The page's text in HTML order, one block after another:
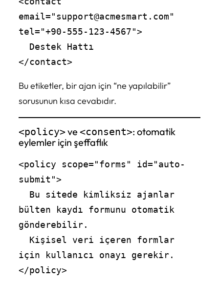
email="support@acmesmart.com"
tel="+90-555-123-4567">
Bu etiketler, bir ajan için “ne yapılabilir”
sorusunun kısa cevabıdır.
<policy>ve <consent>: otomatik
eylemler için şeffaflık
<policy scope="forms" id="auto-
submit">
bülten kaydı formunu otomatik
gönderebilir.
için kullanıcı onayı gerekir.
</policy>